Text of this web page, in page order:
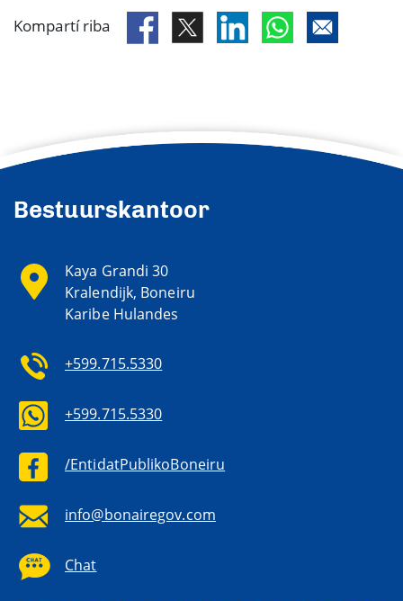
Kompartí riba
Bestuurskantoor
Kaya Grandi 30
Kralendijk, Boneiru
Karibe Hulandes
+599.715.5330
+599.715.5330
/EntidatPublikoBoneiru
info@bonairegov.com
Chat